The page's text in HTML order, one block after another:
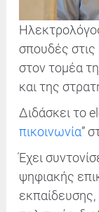
σπουδές στις
στον τομέα
και της
Διδάσκει το
πικοινωνία”
Έχει
ψηφιακής